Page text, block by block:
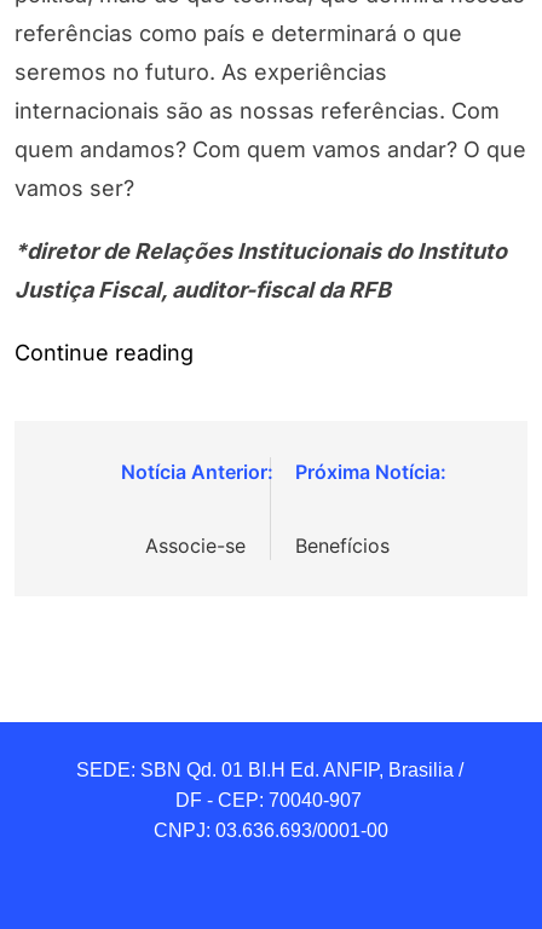
referências como país e determinará o que
seremos no futuro. As experiências
internacionais são as nossas referências. Com
quem andamos? Com quem vamos andar? O que
vamos ser?
*diretor de Relações Institucionais do Instituto
Justiça Fiscal, auditor-fiscal da RFB
Continue reading
quem
Navegação
Associe-se Benefícios
SEDE: SBN Qd. 01 BI.H Ed. ANFIP, Brasilia /
DF - CEP: 70040-907
CNPJ: 03.636.693/0001-00